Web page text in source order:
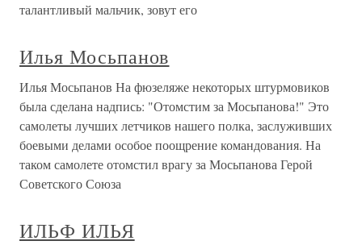
талантливый мальчик, зовут его
Илья Мосьпанов
Илья Мосьпанов На фюзеляже некоторых штурмовиков
была сделана надпись: "Отомстим за Мосьпанова!" Это
самолеты лучших летчиков нашего полка, заслуживших
боевыми делами особое поощрение командования. На
таком самолете отомстил врагу за Мосьпанова Герой
Советского Союза
ИЛЬФ ИЛЬЯ